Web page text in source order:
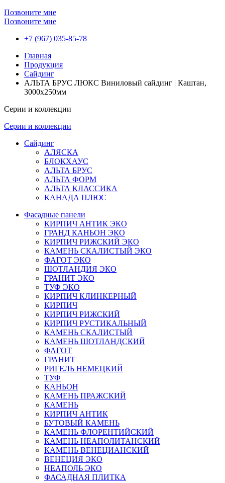
Позвоните мне
Позвоните мне
+7 (967) 035-85-78
Главная
Продукция
Сайдинг
АЛЬТА БРУС ЛЮКС Виниловый сайдинг | Каштан,
3000х250мм
Серии и коллекции
Серии и коллекции
Сайдинг
АЛЯСКА
БЛОКХАУС
АЛЬТА БРУС
АЛЬТА ФОРМ
АЛЬТА КЛАССИКА
КАНАДА ПЛЮС
Фасадные панели
КИРПИЧ АНТИК ЭКО
ГРАНД КАНЬОН ЭКО
КИРПИЧ РИЖСКИЙ ЭКО
КАМЕНЬ СКАЛИСТЫЙ ЭКО
ФАГОТ ЭКО
ШОТЛАНДИЯ ЭКО
ГРАНИТ ЭКО
ТУФ ЭКО
КИРПИЧ КЛИНКЕРНЫЙ
КИРПИЧ
КИРПИЧ РИЖСКИЙ
КИРПИЧ РУСТИКАЛЬНЫЙ
КАМЕНЬ СКАЛИСТЫЙ
КАМЕНЬ ШОТЛАНДСКИЙ
ФАГОТ
ГРАНИТ
РИГЕЛЬ НЕМЕЦКИЙ
ТУФ
КАНЬОН
КАМЕНЬ ПРАЖСКИЙ
КАМЕНЬ
КИРПИЧ АНТИК
БУТОВЫЙ КАМЕНЬ
КАМЕНЬ ФЛОРЕНТИЙСКИЙ
КАМЕНЬ НЕАПОЛИТАНСКИЙ
КАМЕНЬ ВЕНЕЦИАНСКИЙ
ВЕНЕЦИЯ ЭКО
НЕАПОЛЬ ЭКО
ФАСАДНАЯ ПЛИТКА